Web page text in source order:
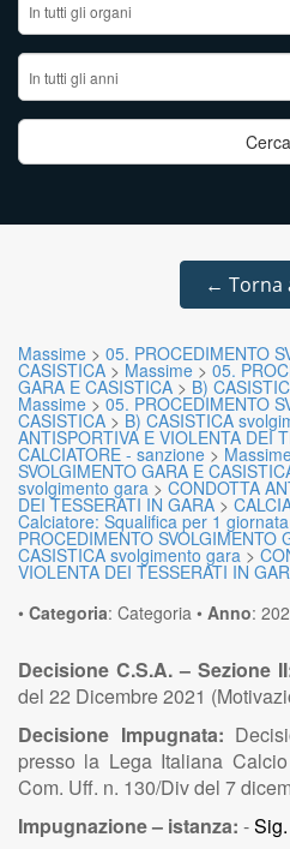
← Torna
Massime > 05. PROCEDIMENTO
CASISTICA > Massime > 05.
GARA E CASISTICA > B)
Massime > 05. PROCEDIMENTO
CASISTICA > B) CASISTICA
ANTISPORTIVA E VIOLENTA DEI
CALCIATORE - sanzione >
SVOLGIMENTO GARA E
svolgimento gara > CONDOTTA
DEI TESSERATI IN GARA >
Calciatore: Squalifica per 1 giornata
PROCEDIMENTO SVOLGIMENTO
CASISTICA svolgimento gara >
VIOLENTA DEI TESSERATI IN
• Categoria: Categoria • Anno:
Decisione C.S.A. – Sezione
del 22 Dicembre 2021
Decisione Impugnata:
presso la Lega Italiana
Com. Uff. n. 130/Div del 7
Impugnazione – istanza: -